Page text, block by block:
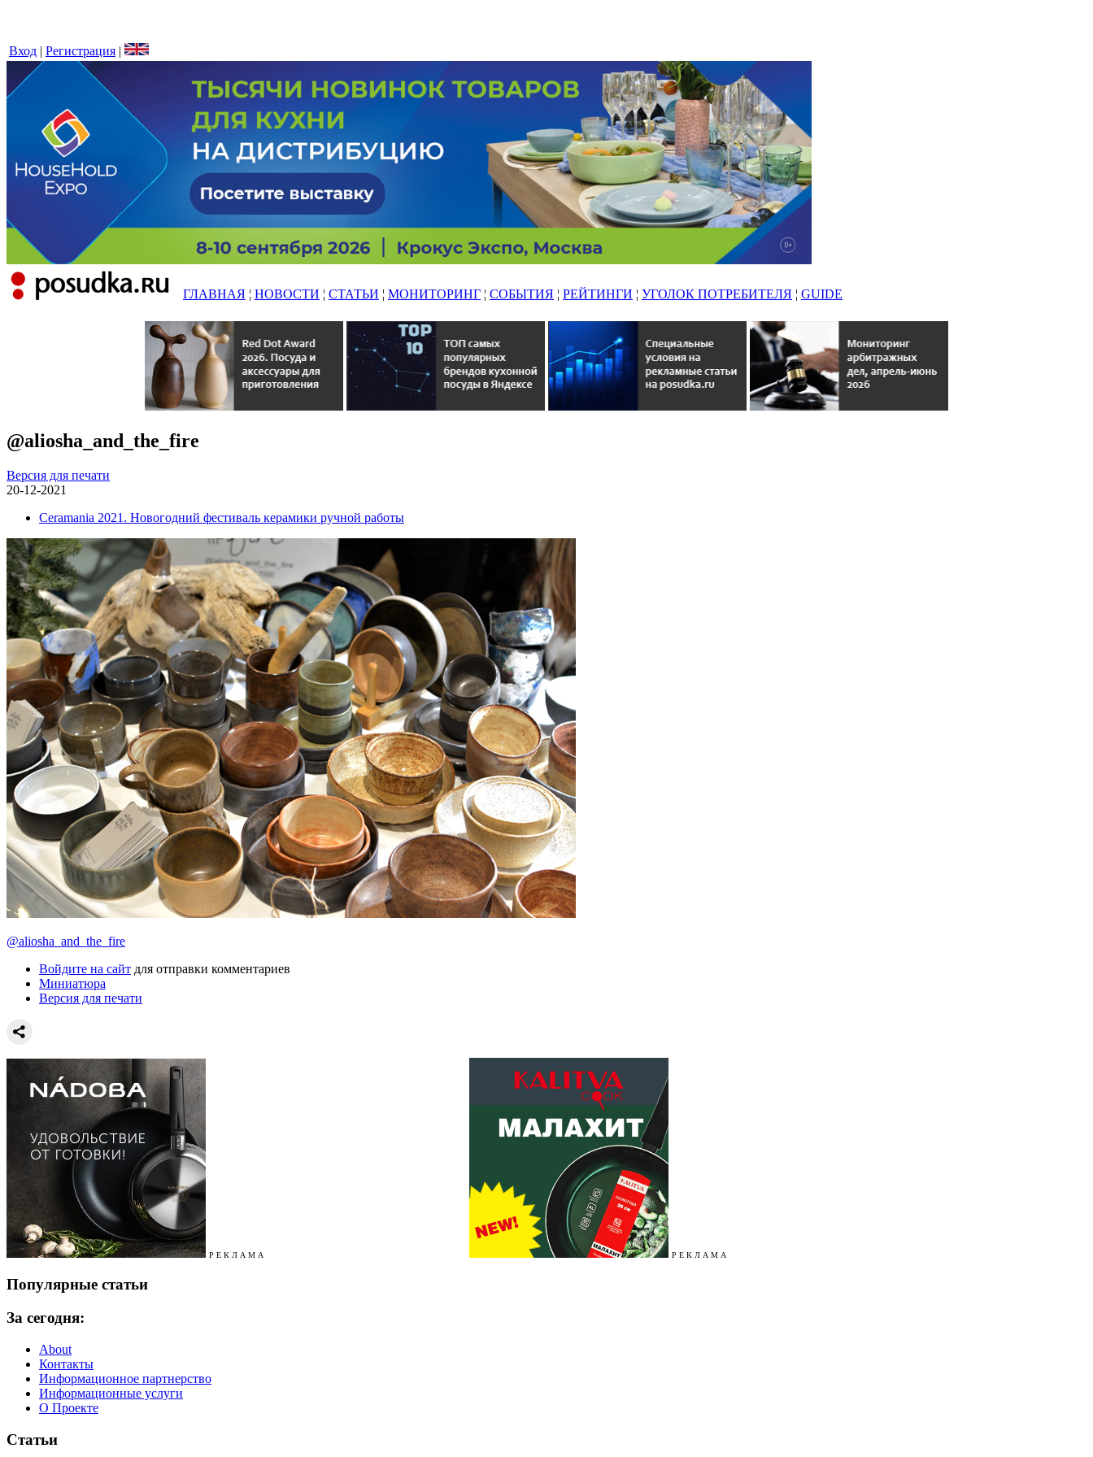
Вход | Регистрация |
ГЛАВНАЯ ¦ НОВОСТИ ¦ СТАТЬИ ¦ МОНИТОРИНГ ¦ СОБЫТИЯ ¦ РЕЙТИНГИ ¦ УГОЛОК ПОТРЕБИТЕЛЯ ¦ GUIDE
@aliosha_and_the_fire
Версия для печати
20-12-2021
Ceramania 2021. Новогодний фестиваль керамики ручной работы
@aliosha_and_the_fire
Войдите на сайт для отправки комментариев
Миниатюра
Версия для печати
Р Е К Л А М А Р Е К Л А М А
Популярные статьи
За сегодня:
About
Контакты
Информационное партнерство
Информационные услуги
О Проекте
Статьи